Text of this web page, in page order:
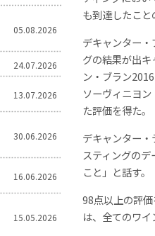
05.08.2026
24.07.2026
13.07.2026
30.06.2026
16.06.2026
15.05.2026
も到達したこと
デキャンター
グの結果が出
ン・ブラン
ソーヴィニヨ
た評価を得た。
デキャンター
スティングの
こと」と話す。
98点以上の評
は、全てのワイ